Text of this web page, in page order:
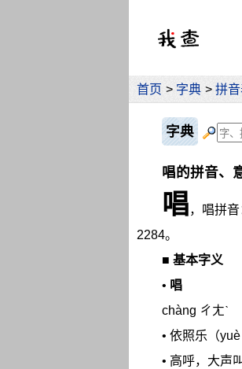
首页 > 字典 > 拼
字典
唱的拼音、
唱，唱拼音
2284。
■ 基本字义
• 唱
chàng ㄔㄤˋ
• 依照乐（
• 高呼，大声